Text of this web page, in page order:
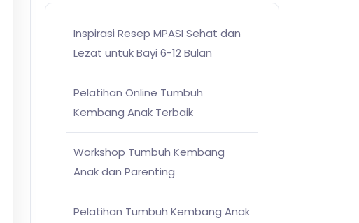
Inspirasi Resep MPASI Sehat dan
Lezat untuk Bayi 6-12 Bulan
Pelatihan Online Tumbuh
Kembang Anak Terbaik
Workshop Tumbuh Kembang
Anak dan Parenting
Pelatihan Tumbuh Kembang Anak